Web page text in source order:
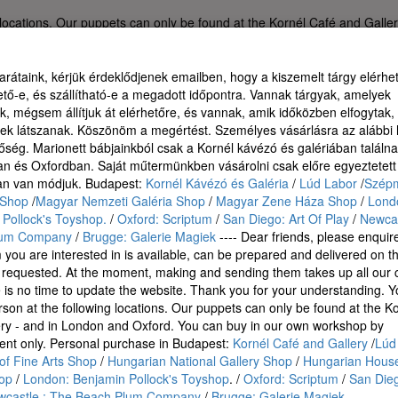
Our puppets can only be found at the Kornél Café and
only. Personal purchase in Budapest: Kornél Café and Gallery /
House of Music Shop / London: Benjamin Pollock's
Play / Newcastle : The Beach Plum Company / Brugge: Galerie Magiek
kérjük érdeklődjenek emailben, hogy a kiszemelt tárgy
e, és szállítható-e a megadott időpontra. Vannak tárgyak, amelyek
mégsem állítjuk át elérhetőre, és vannak, amik időközben elfogytak,
látszanak. Köszönöm a megértést. Személyes vásárlásra az alábbi
Marionett bábjainkból csak a Kornél kávézó és galériában
és Oxfordban. Saját műtermünkben vásárolni csak előre egyeztetett
van módjuk. Budapest: Kornél Kávézó és Galéria / Lúd Labor /
/Magyar Nemzeti Galéria Shop / Magyar Zene Háza Shop /
Toyshop. / Oxford: Scriptum / San Diego: Art Of Play /
Company / Brugge: Galerie Magiek ---- Dear friends, please
you are interested in is available, can be prepared and delivered on
At the moment, making and sending them takes up all our
no time to update the website. Thank you for your understanding.
at the following locations. Our puppets can only be found at the
- and in London and Oxford. You can buy in our own workshop by
only. Personal purchase in Budapest: Kornél Café and Gallery /
Fine Arts Shop / Hungarian National Gallery Shop / Hungarian
/ London: Benjamin Pollock's Toyshop. / Oxford: Scriptum / San